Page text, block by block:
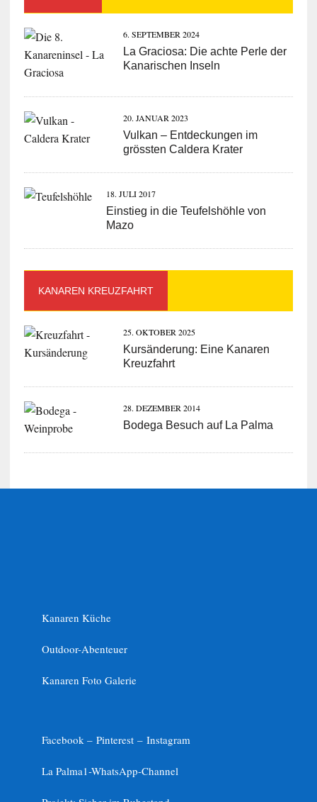
6. SEPTEMBER 2024
La Graciosa: Die achte Perle der
Kanarischen Inseln
20. JANUAR 2023
Vulkan – Entdeckungen im
grössten Caldera Krater
18. JULI 2017
Einstieg in die Teufelshöhle von
Mazo
KANAREN KREUZFAHRT
25. OKTOBER 2025
Kursänderung: Eine Kanaren
Kreuzfahrt
28. DEZEMBER 2014
Bodega Besuch auf La Palma
Kanaren Küche
Outdoor-Abenteuer
Kanaren Foto Galerie
Facebook – Pinterest – Instagram
La Palma1-WhatsApp-Channel